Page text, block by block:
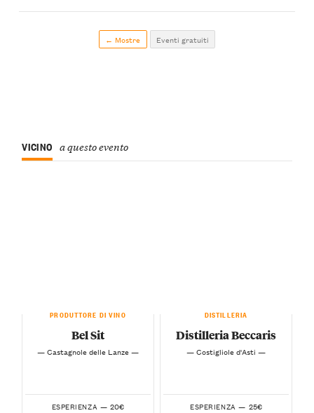
← Mostre Eventi gratuiti
VICINO a questo evento
PRODUTTORE DI VINO
Bel Sit
— Castagnole delle Lanze —
ESPERIENZA — 20€
DISTILLERIA
Distilleria Beccaris
— Costigliole d'Asti —
ESPERIENZA — 25€